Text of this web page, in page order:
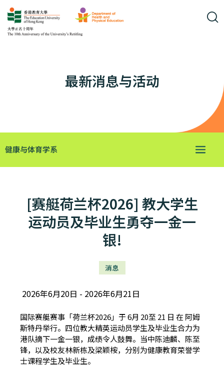
最新消息与活动
健康与体育学系
[赛艇荷兰杯2026] 教大学生
运动员及毕业生勇夺一金一
银!
消息
2026年6月20日 2026年6月21日
国际赛艇赛事「荷兰杯2026」于 6月 20至 21 日 在 阿姆
斯特丹举行。四位教大精英运动员学生及毕业生合力为
港队摘下一金一银，成绩令人鼓舞。当中陈迪麟、陈至
锋，以及校友林新栋及梁颖桉，分别为健康教育荣誉学
士课程学生及毕业生。